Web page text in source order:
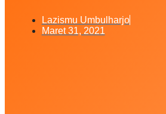
Lazismu Umbulharjo
Maret 31, 2021